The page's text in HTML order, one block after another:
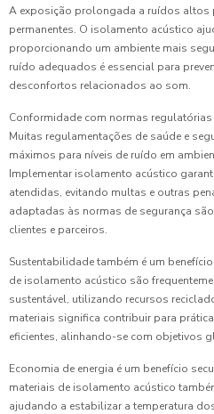
A exposição prolongada a ruídos altos
permanentes. O isolamento acústico
proporcionando um ambiente mais
ruído adequados é essencial para
desconfortos relacionados ao som.
Conformidade com normas
Muitas regulamentações de saúde e
máximos para níveis de ruído em
Implementar isolamento acústico
atendidas, evitando multas e outras
adaptadas às normas de segurança
clientes e parceiros.
Sustentabilidade também é um
de isolamento acústico são
sustentável, utilizando recursos
materiais significa contribuir para
eficientes, alinhando-se com objetivos
Economia de energia é um benefício
materiais de isolamento acústico
ajudando a estabilizar a temperatura